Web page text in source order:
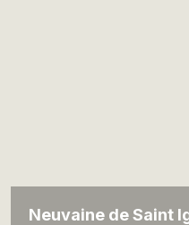
Neuvaine de Saint